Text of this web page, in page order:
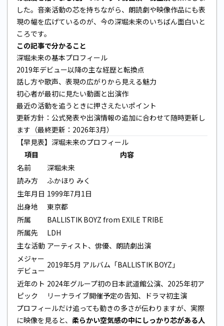
した。音楽活動の芯を持ちながら、朗読劇や映像作品にも表
現の幅を広げているのが、今の深堀未来のいちばん面白いと
ころです。
この記事で分かること
深堀未来の基本プロフィール
2019年デビュー以降の主な経歴と転換点
話し方や歌声、表現の広がりから見える魅力
初心者が最初に見たい動画と出演作
最近の活動を追うときに押さえたいポイント
更新方針：公式発表や出演情報の追加に合わせて随時更新し
ます（最終更新：2026年3月）
【早見表】深堀未来のプロフィール
項目
内容
名前
深堀未来
読み方
ふかほり みく
生年月日 1999年7月1日
出身地
東京都
所属
BALLISTIK BOYZ from EXILE TRIBE
所属先
LDH
主な活動 アーティスト、俳優、朗読劇出演
メジャー
デビュー
2019年5月 アルバム「BALLISTIK BOYZ」
近年のト
ピック
2024年グループ初の日本武道館公演、2025年初ア
リーナライブ開催予定の告知、ドラマ初主演
プロフィールだけ追っても動きの多さが伝わりますが、実際
に映像を見ると、 柔らかい空気感の中にしっかり芯がある人